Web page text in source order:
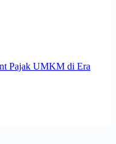
Pajak UMKM di Era